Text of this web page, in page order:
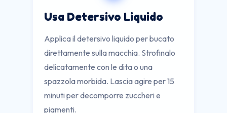
Usa Detersivo Liquido
Applica il detersivo liquido per bucato
direttamente sulla macchia. Strofinalo
delicatamente con le dita o una
spazzola morbida. Lascia agire per 15
minuti per decomporre zuccheri e
pigmenti.